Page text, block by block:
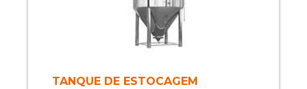
TANQUE DE ESTOCAGEM